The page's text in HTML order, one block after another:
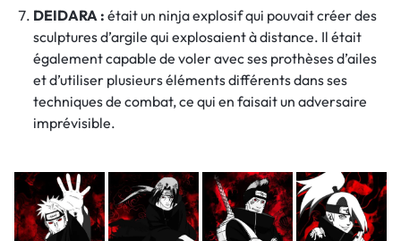
DEIDARA : était un ninja explosif qui pouvait créer des
sculptures d’argile qui explosaient à distance. Il était
également capable de voler avec ses prothèses d’ailes
et d’utiliser plusieurs éléments différents dans ses
techniques de combat, ce qui en faisait un adversaire
imprévisible.